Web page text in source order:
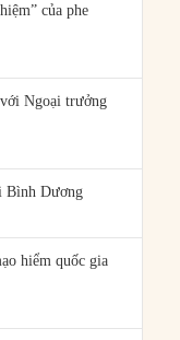
của phe
Ngoại trưởng
Bình Dương
hiểm quốc gia